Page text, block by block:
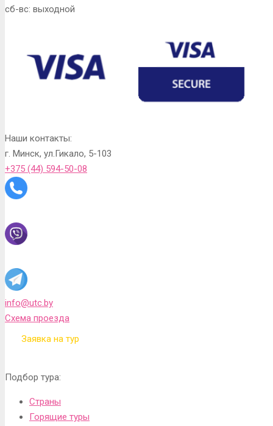
сб-вс: выходной
Наши контакты:
г. Минск, ул.Гикало, 5-103
+375 (44) 594-50-08
info@utc.by
Схема проезда
Заявка на тур
Подбор тура:
Страны
Горящие туры